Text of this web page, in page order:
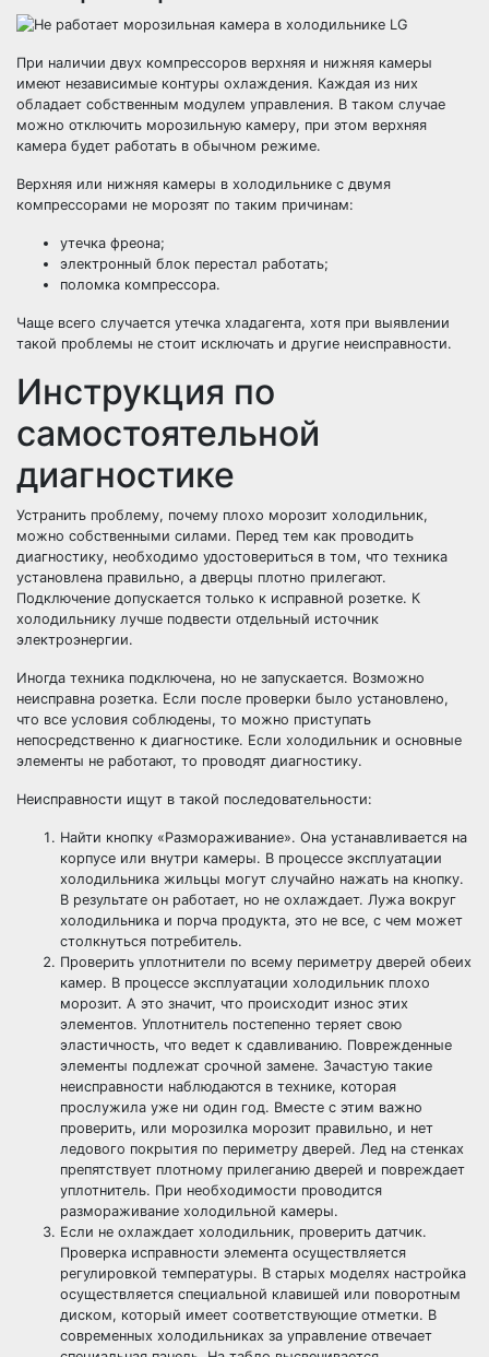
При наличии двух компрессоров верхняя и нижняя камеры
имеют независимые контуры охлаждения. Каждая из них
обладает собственным модулем управления. В таком случае
можно отключить морозильную камеру, при этом верхняя
камера будет работать в обычном режиме.
Верхняя или нижняя камеры в холодильнике с двумя
компрессорами не морозят по таким причинам:
утечка фреона;
электронный блок перестал работать;
поломка компрессора.
Чаще всего случается утечка хладагента, хотя при выявлении
такой проблемы не стоит исключать и другие неисправности.
Инструкция по
самостоятельной
диагностике
Устранить проблему, почему плохо морозит холодильник,
можно собственными силами. Перед тем как проводить
диагностику, необходимо удостовериться в том, что техника
установлена правильно, а дверцы плотно прилегают.
Подключение допускается только к исправной розетке. К
холодильнику лучше подвести отдельный источник
электроэнергии.
Иногда техника подключена, но не запускается. Возможно
неисправна розетка. Если после проверки было установлено,
что все условия соблюдены, то можно приступать
непосредственно к диагностике. Если холодильник и основные
элементы не работают, то проводят диагностику.
Неисправности ищут в такой последовательности:
Найти кнопку «Размораживание». Она устанавливается на
корпусе или внутри камеры. В процессе эксплуатации
холодильника жильцы могут случайно нажать на кнопку.
В результате он работает, но не охлаждает. Лужа вокруг
холодильника и порча продукта, это не все, с чем может
столкнуться потребитель.
Проверить уплотнители по всему периметру дверей обеих
камер. В процессе эксплуатации холодильник плохо
морозит. А это значит, что происходит износ этих
элементов. Уплотнитель постепенно теряет свою
эластичность, что ведет к сдавливанию. Поврежденные
элементы подлежат срочной замене. Зачастую такие
неисправности наблюдаются в технике, которая
прослужила уже ни один год. Вместе с этим важно
проверить, или морозилка морозит правильно, и нет
ледового покрытия по периметру дверей. Лед на стенках
препятствует плотному прилеганию дверей и повреждает
уплотнитель. При необходимости проводится
размораживание холодильной камеры.
Если не охлаждает холодильник, проверить датчик.
Проверка исправности элемента осуществляется
регулировкой температуры. В старых моделях настройка
осуществляется специальной клавишей или поворотным
диском, который имеет соответствующие отметки. В
современных холодильниках за управление отвечает